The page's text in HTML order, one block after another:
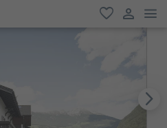
favorit
user link